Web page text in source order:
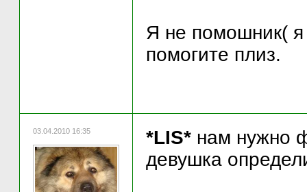
Я не помошник(
помогите плиз.
03.04.2010 16:35 *LIS* нам нужно
девушка